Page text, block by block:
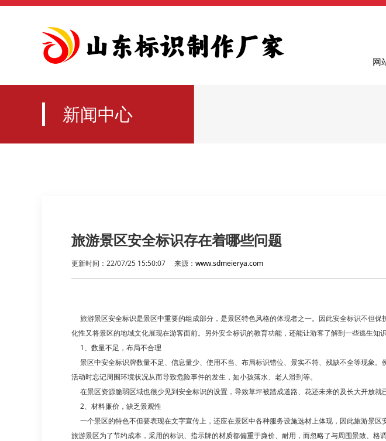
网
新闻中心
旅游景区安全标识存在着哪些问题
更新时间：22/07/25 15:50:07 来源： www.sdmeierya.com
旅游景区安全标识是景区中重要的组成部分，是景区特色风格的体现者之一。因此安全标识不但
化性又将景区的地域文化展现在游客面前。另外安全标识的教育功能，还能让游客了解到一些逃生知
1、数量不足，布局不合理
景区中安全标识牌数量不足、信息量少、使用不当、布局标识错位、景实不符、残缺不全等现象
活动时忘记周围环境状况从而导致危险事件的发生，如小孩落水、老人滑到等。
在景区资源脆弱区域也很少见到安全标识的设置，导致草坪被踏成道路、花还未来的及长大开放就
2、材料廉价，缺乏景观性
一个景区的特色不但要表现在文字宣传上，还应在景区中各种服务设施选材上体现，因此旅游景
旅游景区为了节约成本，采用的标识、指示牌的材质都偏重于廉价、耐用，而忽略了与周围景致、格调